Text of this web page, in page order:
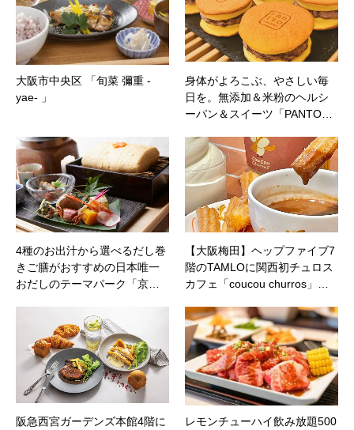
大阪市中央区 「旬菜 彌重 -
yae- 」
身体がよろこぶ、やさしい毎
日を。無添加＆米粉のヘルシ
ーパン＆スイーツ「PANTO…
4種のお出汁から選べるだし巻
きご膳がおすすめの日本唯一
おだしのテーマパーク「京…
【大阪梅田】ヘップファイブ7
階のTAMLOに関西初チュロス
カフェ「coucou churros」…
阪急西宮ガーデンズ本館4階に
レモンチューハイ飲み放題500